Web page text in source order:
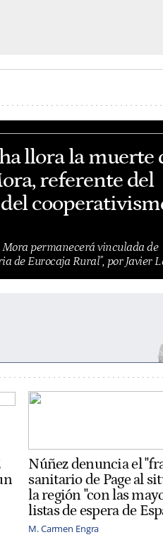
llora la muerte
referente del
permanecerá vinculada de
de Eurocaja Rural", por Javier
Núñez denuncia el
sanitario de Page al
la región "con las
listas de espera de
M. Carmen Engra